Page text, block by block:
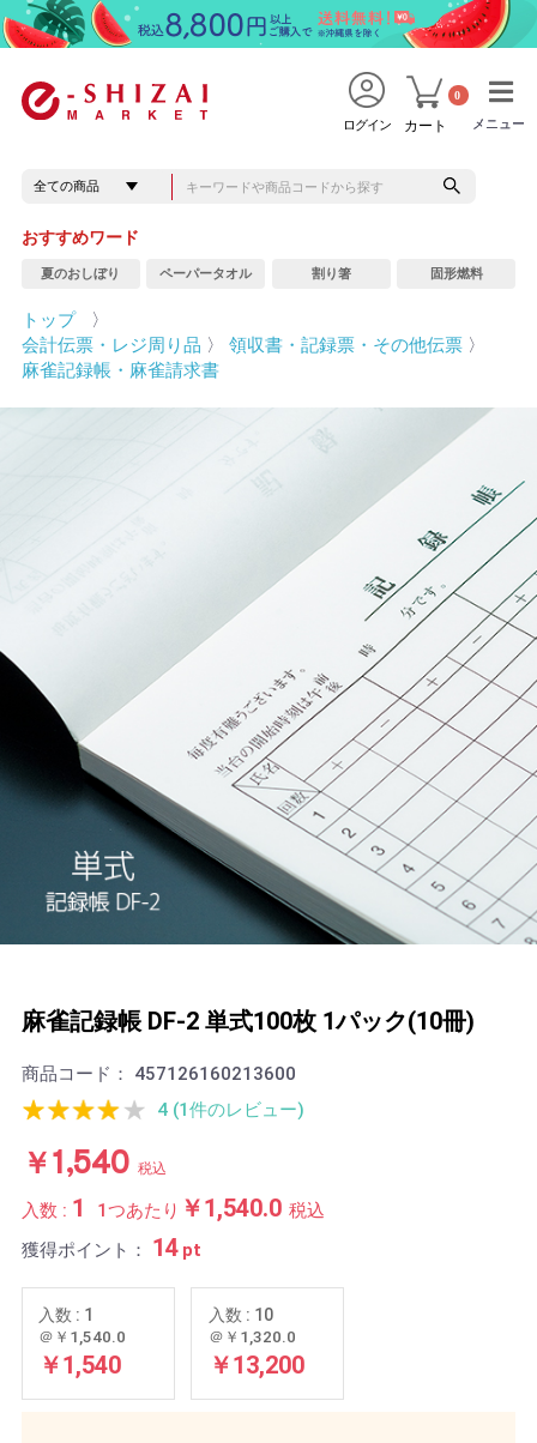
メニュー
メニュー
ログイン カート
0
おすすめワード
夏のおしぼり ペーパータオル 割り箸 固形燃料
トップ
〉
会計伝票・レジ周り品 〉 領収書・記録票・その他伝票 〉
麻雀記録帳・麻雀請求書
麻雀記録帳 DF-2 単式100枚 1パック(10冊)
商品コード： 457126160213600
4 (1件のレビュー)
￥1,540 税込
入数 : 1 1つあたり ￥1,540.0 税込
獲得ポイント： 14 pt
入数 : 1
＠￥1,540.0
￥1,540
入数 : 10
＠￥1,320.0
￥13,200